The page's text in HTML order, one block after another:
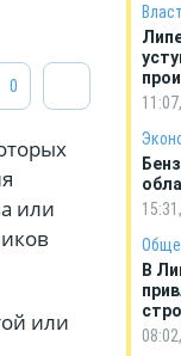
0
или
или
В